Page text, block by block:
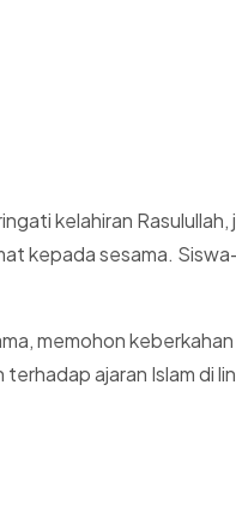
kelahiran
kepada sesama.
memohon
ajaran Islam di